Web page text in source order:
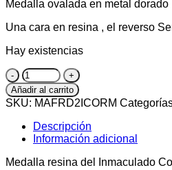
Medalla ovalada en metal
Una cara en resina , el reverso
Hay existencias
Medalla
resina
del
Inmaculado
Corazón
de
María
cantidad
Añadir al carrito
SKU: MAFRD2ICORM
Descripción
Información adicional
Medalla resina del Inmaculado